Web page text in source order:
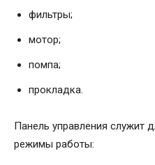
фильтры;
мотор;
помпа;
прокладка.
Панель управления служит
режимы работы: